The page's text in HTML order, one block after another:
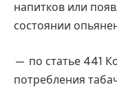
напитков или
состоянии
— по статье 441
потребления